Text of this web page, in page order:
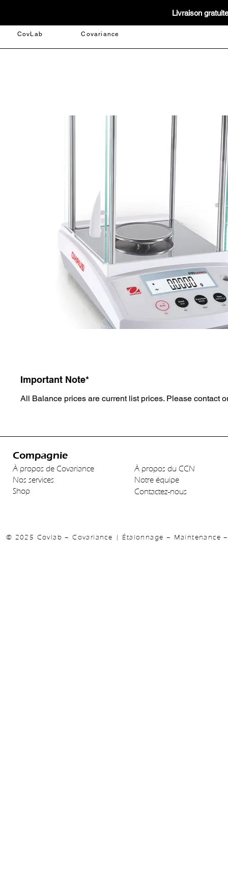
Livraison
CovLab Covariance
Important Note*
All Balance prices are current list prices. Please contact
Compagnie
À propos de Covariance
Nos services
Shop
À propos du CCN
Notre équipe
Contactez-nous
© 2025 Covlab – Covariance | Étalonnage – Maintenance